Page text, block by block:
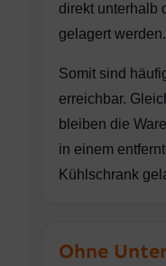
direkt unterhalb
gelagert werden.
Somit sind
erreichbar.
bleiben die
in einem
Kühlschrank
Ohne